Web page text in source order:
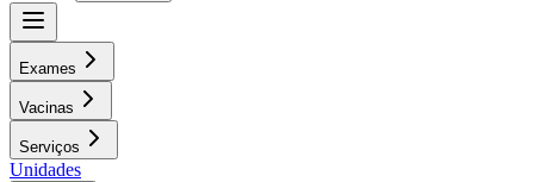
Exames
Vacinas
Serviços
Unidades